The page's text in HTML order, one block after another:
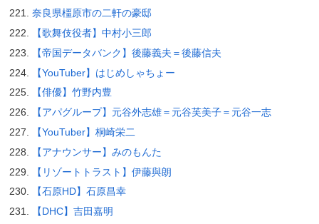
奈良県橿原市の二軒の豪邸
【歌舞伎役者】中村小三郎
【帝国データバンク】後藤義夫＝後藤信夫
【YouTuber】はじめしゃちょー
【俳優】竹野内豊
【アパグループ】元谷外志雄＝元谷芙美子＝元谷一志
【YouTuber】桐崎栄二
【アナウンサー】みのもんた
【リゾートトラスト】伊藤與朗
【石原HD】石原昌幸
【DHC】吉田嘉明